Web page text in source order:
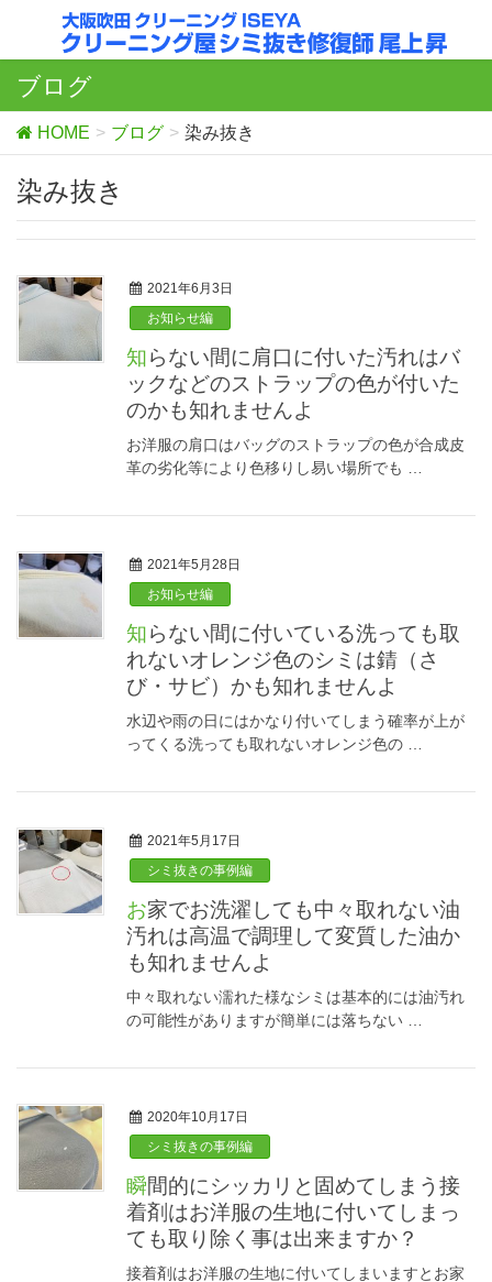
ブログ
HOME ブログ 染み抜き
染み抜き
2021年6月3日
お知らせ編
知らない間に肩口に付いた汚れはバ
ックなどのストラップの色が付いた
のかも知れませんよ
お洋服の肩口はバッグのストラップの色が合成皮
革の劣化等により色移りし易い場所でも …
2021年5月28日
お知らせ編
知らない間に付いている洗っても取
れないオレンジ色のシミは錆（さ
び・サビ）かも知れませんよ
水辺や雨の日にはかなり付いてしまう確率が上が
ってくる洗っても取れないオレンジ色の …
2021年5月17日
シミ抜きの事例編
お家でお洗濯しても中々取れない油
汚れは高温で調理して変質した油か
も知れませんよ
中々取れない濡れた様なシミは基本的には油汚れ
の可能性がありますが簡単には落ちない …
2020年10月17日
シミ抜きの事例編
瞬間的にシッカリと固めてしまう接
着剤はお洋服の生地に付いてしまっ
ても取り除く事は出来ますか？
接着剤はお洋服の生地に付いてしまいますとお家